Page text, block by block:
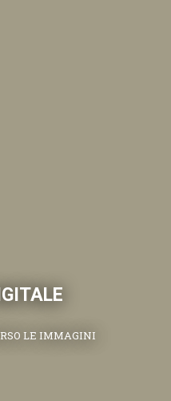
LE IMMAGINI